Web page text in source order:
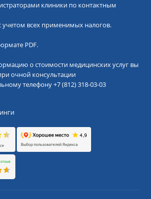
клиники по контактным
учетом всех применимых налогов.
PDF.
о стоимости медицинских услуг вы
очной консультации
телефону+7 (812) 318-03-03